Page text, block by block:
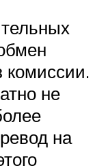
комиссии.
не
на